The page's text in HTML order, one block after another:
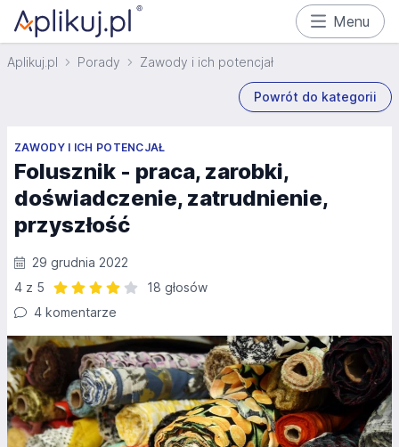
Menu
Aplikuj.pl Porady Zawody i ich potencjał
Powrót do kategorii
ZAWODY I ICH POTENCJAŁ
Folusznik - praca, zarobki,
doświadczenie, zatrudnienie,
przyszłość
29 grudnia 2022
4 z 5
18 głosów
4 komentarze